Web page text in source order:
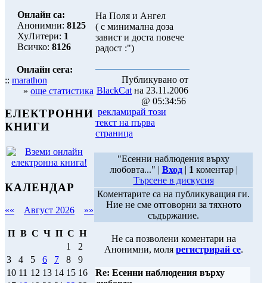
Онлайн са:
Анонимни: 8125
ХуЛитери: 1
Всичко: 8126
Онлайн сега:
:: marathon
» още статистика
ЕЛЕКТРОННИ
КНИГИ
КАЛЕНДАР
«« Август 2026 »»
П В С Ч П С Н
1
2
3
4 5 6 7 8
9
10 11 12 13 14 15 16
На Поля и Ангел
( с минимална доза
завист и доста повече
радост :")
Публикувано от
BlackCat на 23.11.2006
@ 05:34:56
рекламирай този
текст на първа
страница
"Есенни наблюдения върху
любовта..." | Вход| 1 коментар |
Търсене в дискусия
Коментарите са на публикуващия ги.
Ние не сме отговорни за тяхното
съдържание.
Не са позволени коментари на
Анонимни, моля регистрирай се.
Re: Есенни наблюдения върху